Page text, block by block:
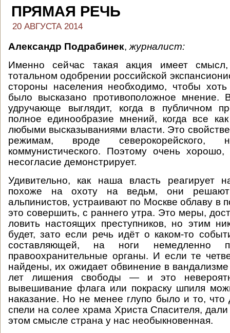
ПРЯМАЯ РЕЧЬ
20 АВГУСТА 2014
Александр Подрабинек, журналист:
Именно сейчас такая акция имеет
тотальном одобрении российской
стороны населения необходимо, чтобы
было высказано противоположное мнение.
удручающе выглядит, когда в публичном
полное единообразие мнений, когда все
любыми высказываниями власти. Это
режимам, вроде северокорейского,
коммунистического. Поэтому очень хорошо,
несогласие демонстрирует.
Удивительно, как наша власть реагирует
похоже на охоту на ведьм, они решают
альпинистов, устраивают по Москве облаву в
это совершить, с раннего утра. Это меры,
ловить настоящих преступников, но этим
будет, зато если речь идёт о каком-то
составляющей, на ноги немедленно
правоохранительные органы. И если те
найдены, их ожидает обвинение в
лет лишения свободы — и это
вывешивание флага или покраску шпиля
наказание. Но не менее глупо было и то, что
спели на солее храма Христа Спасителя,
этом смысле страна у нас необыкновенная.